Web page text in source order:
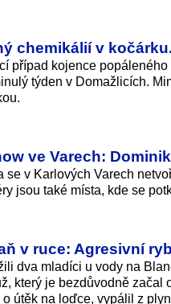
chemikálií v
případ kojence
týden v Domažlicích.
ve Varech:
se v Karlových Varech
jsou také místa, kde se
v ruce: Agresivní
dva mladíci u vody na
který je bezdůvodně
útěk na loďce, vypálil z